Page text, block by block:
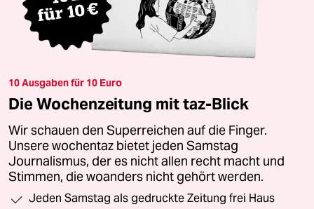
10 Ausgaben für 10 Euro
Die Wochenzeitung mit taz-Blick
Wir schauen den Superreichen auf die Finger.
Unsere wochentaz bietet jeden Samstag
Journalismus, der es nicht allen recht macht und
Stimmen, die woanders nicht gehört werden.
Jeden Samstag als gedruckte Zeitung frei Haus